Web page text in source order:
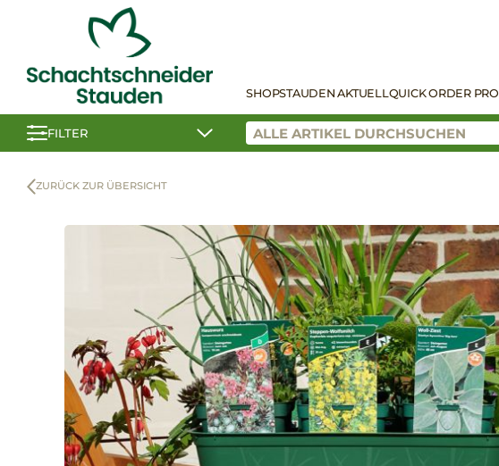
SHOPSTAUDEN AKTUELLQUICK ORDER PRO
FILTER
ZURÜCK ZUR ÜBERSICHT